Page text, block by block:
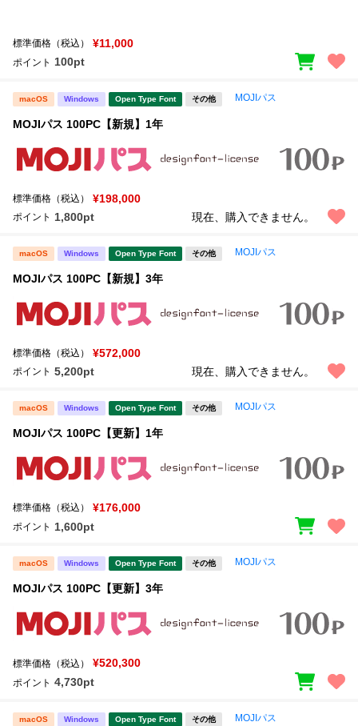
標準価格（税込） ¥11,000
ポイント 100pt
macOS Windows Open Type Font その他 MOJIパス
MOJIパス 100PC【新規】1年
標準価格（税込） ¥198,000
ポイント 1,800pt 現在、購入できません。
macOS Windows Open Type Font その他 MOJIパス
MOJIパス 100PC【新規】3年
標準価格（税込） ¥572,000
ポイント 5,200pt 現在、購入できません。
macOS Windows Open Type Font その他 MOJIパス
MOJIパス 100PC【更新】1年
標準価格（税込） ¥176,000
ポイント 1,600pt
macOS Windows Open Type Font その他 MOJIパス
MOJIパス 100PC【更新】3年
標準価格（税込） ¥520,300
ポイント 4,730pt
macOS Windows Open Type Font その他 MOJIパス